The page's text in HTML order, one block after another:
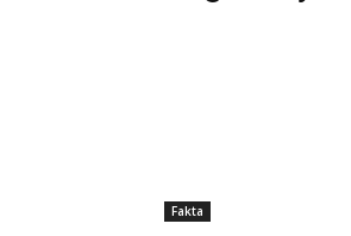
Fakta